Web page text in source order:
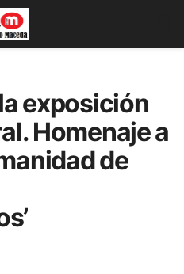
exposición
Homenaje a
de